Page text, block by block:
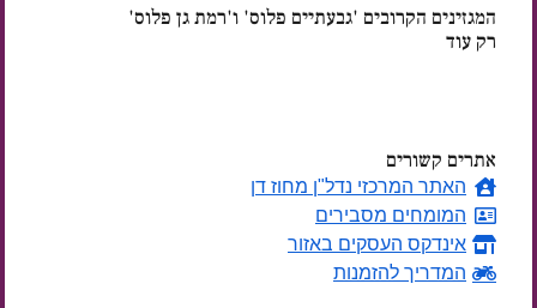
המגזינים הקרובים 'גבעתיים פלוס' ו'רמת גן פלוס'
רק עוד
אתרים קשורים
האתר המרכזי נדל"ן מחוז דן
המומחים מסבירים
אינדקס העסקים באזור
המדריך להזמנות